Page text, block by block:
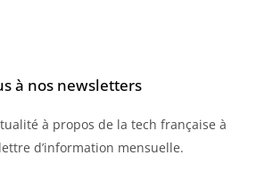
à nos newsletters
à propos de la tech française à
d’information mensuelle.